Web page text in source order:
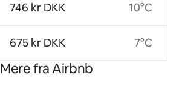
746 kr DKK
675 kr DKK
10°C
7°C
Mere fra Airbnb